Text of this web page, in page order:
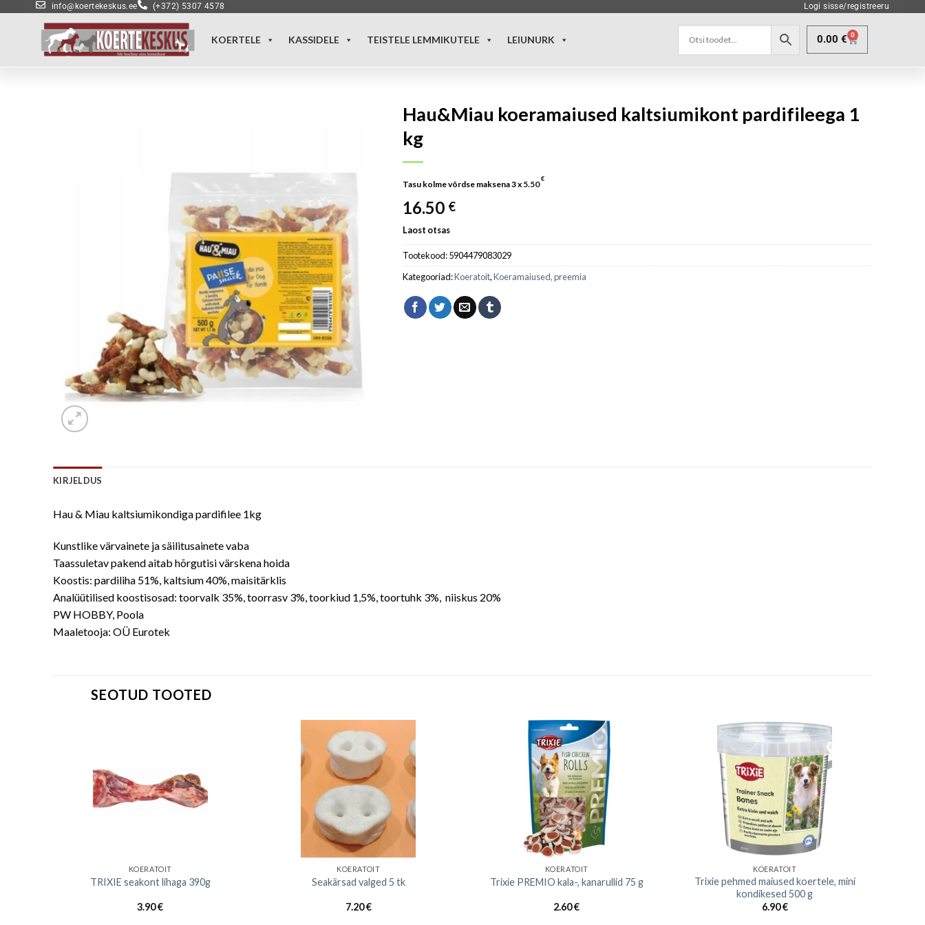
info@koertekeskus.ee (+372) 5307 4578 Logi sisse/registreeru
KOERTELE KASSIDELE TEISTELE LEMMIKUTELE LEIUNURK 0.00 € 0
Hau&Miau koeramaiused kaltsiumikont pardifileega 1
kg
Tasu kolme võrdse maksena 3 x 5.50
€
16.50 €
Laost otsas
Tootekood:5904479083029
Kategooriad:Koeratoit,Koeramaiused, preemia
KIRJELDUS
Hau & Miau kaltsiumikondiga pardifilee 1kg
Kunstlike värvainete ja säilitusainete vaba
Taassuletav pakend aitab hõrgutisi värskena hoida
Koostis: pardiliha 51%, kaltsium 40%, maisitärklis
Analüütilised koostisosad: toorvalk 35%, toorrasv 3%, toorkiud 1,5%, toortuhk 3%, niiskus 20%
PW HOBBY, Poola
Maaletooja: OÜ Eurotek
SEOTUD TOOTED
KOERATOIT
TRIXIE seakont lihaga 390g
3.90€
KOERATOIT
Seakärsad valged 5 tk
7.20€
KOERATOIT
Trixie PREMIO kala-, kanarullid 75 g
2.60€
KOERATOIT
Trixie pehmed maiused koertele, mini
kondikesed 500 g
6.90€